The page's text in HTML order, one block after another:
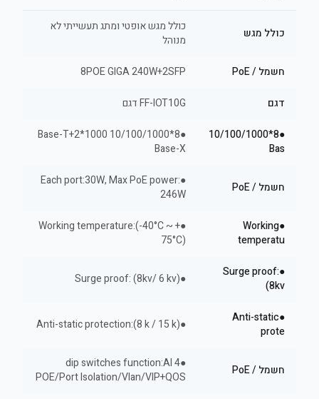
כולל מגש
כולל מגש אופטי ומתג תעשייתי לא
מנוהל
חשמל / PoE 8POE GIGA 240W+2SFP
דגם FF-IOT10G דגם
●8*10/100/1000
Bas
●8*10/100/1000 Base-T+2*1000
Base-X
חשמל / PoE
●Each port:30W, Max PoE power:
246W
●Working
temperatu
●Working temperature:(-40°C ~ +
75°C)
●Surge proof:
(8kv
●Surge proof: (8kv/ 6 kv)
●Anti-static
prote
●Anti-static protection:(8 k / 15 k)
חשמל / PoE
●4 dip switches function:AI
POE/Port Isolation/Vlan/VIP+QOS